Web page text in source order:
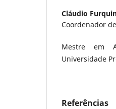
Cláudio
Coordenador
Mestre em
Universidade
Referências